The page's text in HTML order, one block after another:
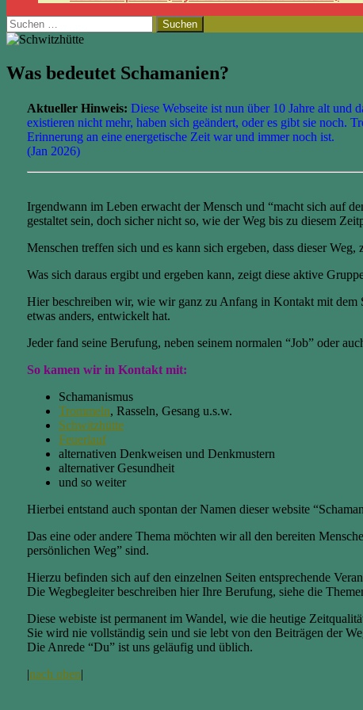
Suchen
nach:
Was bedeutet Schamanien?
Aktueller Hinweis: Diese Webseite ist nun über 10 Jahre alt und
existieren nicht mehr, haben sich geändert, oder es gibt sie noch.
Erinnerung an eine energetische Zeit war und immer noch ist.
(Jan 2026)
Irgendwann im Leben erwacht der Mensch und “macht sich auf
gestaltet sein, doch sicher nicht so, wie der Weg bis zu diesem
Menschen treffen sich und es kann sich ergeben, dass dieser
Was sich daraus ergibt und ergeben kann, zeigt diese aktive
Hier beschreiben wir, wie wir ganz zu Anfang in Kontakt mit dem
etwas anders, entwickelt hat.
Jeder fand seine Berufung, neben seinem normalen “Job” oder
So kamen wir in Kontakt mit:
Schamanismus
Trommeln, Rasseln, Gesang u.s.w.
Schwitzhütte
Feuerlauf
alternativen Denkweisen und Denkmustern
alternativer Gesundheit
und so weiter
Hierbei entstand auch spontan der Namen dieser website
Das eine oder andere Thema möchten wir all den bereiten
persönlichen Weg” sind.
Hierzu befinden sich auf den einzelnen Seiten entsprechende
Die Wegbegleiter beschreiben hier Ihre Berufung, siehe die
Diese webiste ist permanent im Wandel, wie die heutige
Sie wird nie vollständig sein und sie lebt von den Beiträgen der
Die Anrede “Du” ist uns geläufig und üblich.
|nach oben|